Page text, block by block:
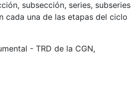
subsección, series, subseries
cada una de las etapas del ciclo
- TRD de la CGN,